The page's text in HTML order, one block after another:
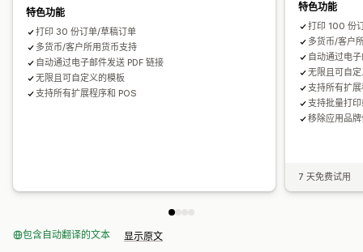
特色功能
打印 30 份订单/草稿订单
多货币/客户所用货币支持
自动通过电子邮件发送 PDF 链接
无限且可自定义的模板
支持所有扩展程序和 POS
特色功能
打印 100 份
多货币/客户
自动通过电
无限且可自
支持所有扩
支持批量打
移除应用品
7 天免费试用
包含自动翻译的文本 显示原文